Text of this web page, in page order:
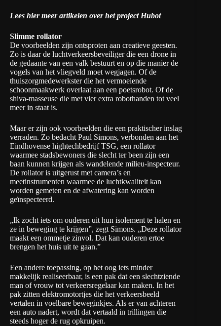
Lees hier meer artikelen over het project Hubot
Slimme rollator
De voorbeelden zijn ontsproten aan creatieve geesten.
Zo is daar de luchtverkeersbeveiliger die een drone in
de gedaante van een valk bestuurt en op die manier de
vogels van het vliegveld moet wegjagen. Of de
thuiszorgmedewerkster die het vermoeiende
schoonmaakwerk overlaat aan een poetsrobot. Of de
shiva-masseuse die met vier extra robothanden tot veel
meer in staat is.
Maar er zijn ook voorbeelden die een praktischer inslag
verraden. Zo bedacht Paul Simons, verbonden aan het
Eindhovense hightechbedrijf TSG, een rollator
waarmee stadsbewoners die slecht ter been zijn een
baan kunnen krijgen als wandelende milieu-inspecteur.
De rollator is uitgerust met camera’s en
meetinstrumenten waarmee de luchtkwaliteit kan
worden gemeten en de afwatering kan worden
geïnspecteerd.
„Ik zocht iets om ouderen uit hun isolement te halen en
ze in beweging te krijgen”, zegt Simons. „Deze rollator
maakt een ommetje zinvol. Dat kan ouderen ertoe
brengen het huis uit te gaan.”
Een andere toepassing, op het oog iets minder
makkelijk realiseerbaar, is een pak dat een slechtziende
man of vrouw tot verkeersregelaar kan maken. In het
pak zitten elektromotortjes die het verkeersbeeld
vertalen in voelbare beweginkjes. Als er van achteren
een auto nadert, wordt dat vertaald in trillingen die
steeds hoger de rug opkruipen.